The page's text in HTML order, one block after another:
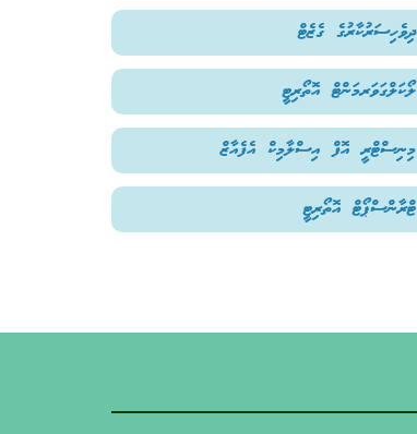
ދިވެހިސަރުކާރުގެ ގެޒެޓް
ލޯކަލްގަވަރމަންޓް އޮތޯރިޓީ
މިނިސްޓްރީ އޮފް އިސްލާމިކް އެފެއާޒް
ޓްރާންސްޕޯޓް އޮތޯރިޓީ